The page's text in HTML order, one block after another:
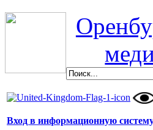
Вход в информационную